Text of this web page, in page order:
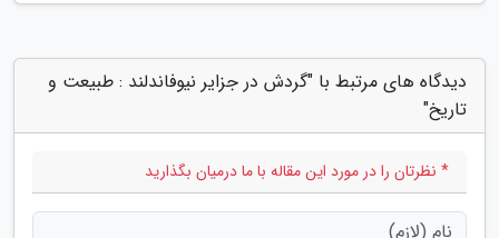
دیدگاه های مرتبط با "گردش در جزایر نیوفاندلند : طبیعت و
تاریخ"
* نظرتان را در مورد این مقاله با ما درمیان بگذارید